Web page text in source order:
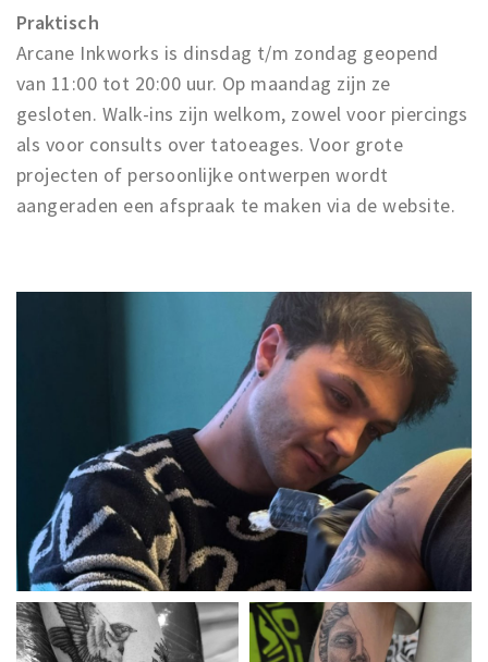
Praktisch
Arcane Inkworks is dinsdag t/m zondag geopend
van 11:00 tot 20:00 uur. Op maandag zijn ze
gesloten. Walk-ins zijn welkom, zowel voor piercings
als voor consults over tatoeages. Voor grote
projecten of persoonlijke ontwerpen wordt
aangeraden een afspraak te maken via de website.